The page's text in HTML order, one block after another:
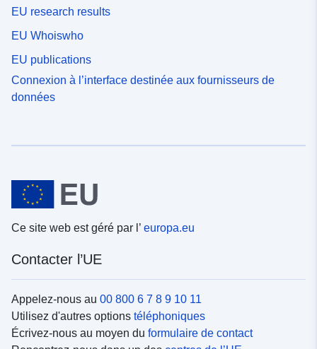
EU research results
EU Whoiswho
EU publications
Connexion à l’interface destinée aux fournisseurs de
données
Ce site web est géré par l’ europa.eu
Contacter l’UE
Appelez-nous au 00 800 6 7 8 9 10 11
Utilisez d'autres options téléphoniques
Écrivez-nous au moyen du formulaire de contact